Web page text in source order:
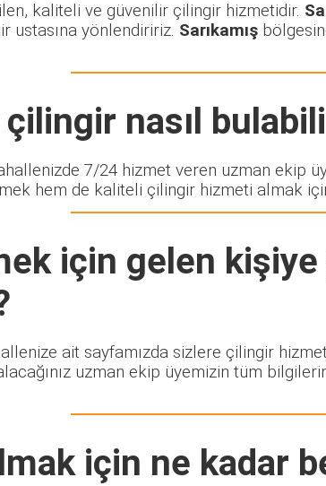
kaliteli ve güvenilir çilingir hizmetidir.
ustasına yönlendiririz. Sarıkamış
çilingir nasıl
7/24 hizmet veren uzman ekip
hem de kaliteli çilingir hizmeti almak
için gelen
ait sayfamızda sizlere çilingir
uzman ekip üyemizin tüm
için ne kadar